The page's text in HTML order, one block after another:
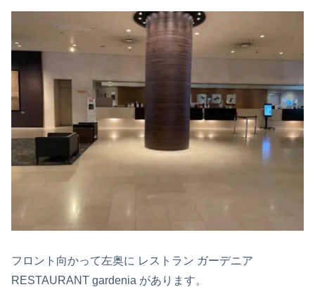
フロント向かって左奥に レストラン ガーデニア
RESTAURANT gardenia があります。